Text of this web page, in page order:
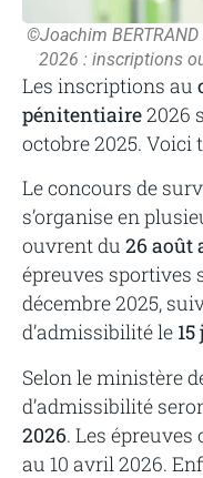
©Joachim
2026 : inscriptions
Les inscriptions au
pénitentiaire2026
octobre 2025. Voici
Le concours de
s’organise en
ouvrent du 26 août
épreuves sportives
décembre 2025,
d’admissibilité le
Selon le ministère
d’admissibilité
2026. Les
au 10 avril 2026.